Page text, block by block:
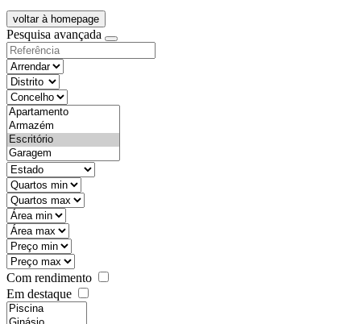
voltar à homepage
Pesquisa avançada
objective
districtId
countyId
types
state
mintypo
maxtypo
minarea
maxarea
minprice
maxprice
Com rendimento
Em destaque
features